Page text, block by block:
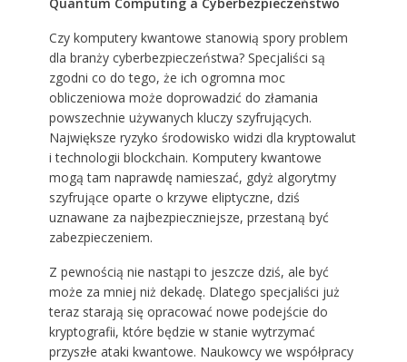
Czy komputery kwantowe stanowią spory problem
dla branży cyberbezpieczeństwa? Specjaliści są
zgodni co do tego, że ich ogromna moc
obliczeniowa może doprowadzić do złamania
powszechnie używanych kluczy szyfrujących.
Największe ryzyko środowisko widzi dla kryptowalut
i technologii blockchain. Komputery kwantowe
mogą tam naprawdę namieszać, gdyż algorytmy
szyfrujące oparte o krzywe eliptyczne, dziś
uznawane za najbezpieczniejsze, przestaną być
zabezpieczeniem.
Z pewnością nie nastąpi to jeszcze dziś, ale być
może za mniej niż dekadę. Dlatego specjaliści już
teraz starają się opracować nowe podejście do
kryptografii, które będzie w stanie wytrzymać
przyszłe ataki kwantowe. Naukowcy we współpracy